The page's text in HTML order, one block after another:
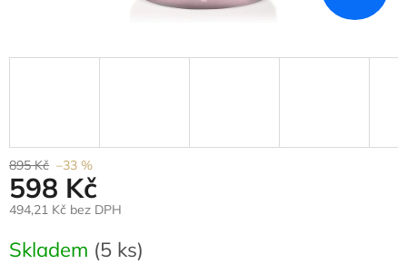
895 Kč –33 %
598 Kč
494,21 Kč bez DPH
cena:
Skladem (5 ks)